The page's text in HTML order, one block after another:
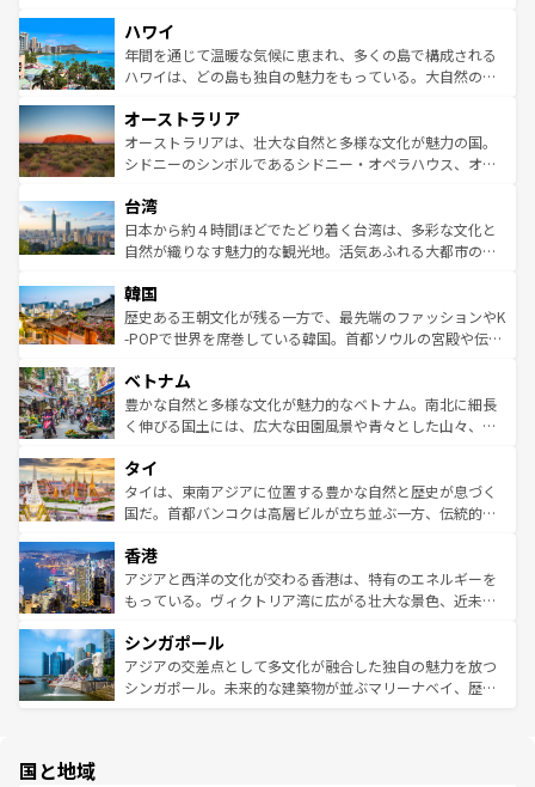
ば市内交通費無料で観光を楽しむこともできる。 なお、新
着のスイス情報はコンテンツ一覧 を参照してほしい。
のような巨大都市は、観光、ショッピング、エンターテイ
ンメントが詰まった刺激的なスポットだ。一方、アメリカ
西部には大自然が広がり、グランドキャニオンやイエロー
部のニューオーリンズでは、音楽と美食が融合した独特の
文化が魅力。旅行者はアメリカの各地域で異なる魅力を楽
しみながら、その多様性と豊かな歴史を感じることができ
ならではの贅沢な旅のスタイルだ。 なお、新着のアメリカ
情報はコンテンツ一覧を参照してほしい。
ハワイ
年間を通じて温暖な気候に恵まれ、多くの島で構成される
ハワイは、どの島も独自の魅力をもっている。大自然の神
ワイ島は見逃せない。また、定番の観光地といえばオアフ
島だが、静かな自然を求めるならマウイ島やカウアイ島が
おすすめ。エメラルドグリーンに輝く海をはじめ、豊かな
れるおもてなしの心で訪れる人々を迎えてくれるハワイの
人々、おいしいローカルフードやハワイアンミュージッ
ク、伝統的なフラダンスなど、すべてがハワイの魅力を彩
ワイを、存分に味わってほしい。 なお、新着のハワイ情報
はコンテンツ一覧を参照してほしい。
オーストラリア
オーストラリアは、壮大な自然と多様な文化が魅力の国。
シドニーのシンボルであるシドニー・オペラハウス、オー
リアリーフや大陸中央部にそびえるウルル（エアーズロッ
ク）、タスマニアの美しい原生林やケアンズの熱帯雨林な
ど、見どころがたくさん。また、カフェやワイン、オージ
いる。アクティビティも充実しており、サーフィンやダイ
ビング、ハイキングなど、アウトドア好きにはたまらな
い。オーストラリアの多彩な魅力を存分に味わいつくそ
参照してほしい。
台湾
日本から約４時間ほどでたどり着く台湾は、多彩な文化と
自然が織りなす魅力的な観光地。活気あふれる大都市の台
ン）、静ひつな山岳地帯である台湾東部など、都市の喧騒
と山間の静けさが共存しており、訪れる人に新しい発見と
驚きをもたらしてくれる。また、奥深い台湾の食文化も魅
容にもいいと評判のスイーツなど、バラエティ豊かな料理
が味わえる。 なお、新着の台湾情報は コンテンツ一覧を参
照してほしい。
韓国
歴史ある王朝文化が残る一方で、最先端のファッションやK
-POPで世界を席巻している韓国。首都ソウルの宮殿や伝統
き、地方に足を延ばせば四季折々の自然美を楽しむことが
できる。そして、キムチや焼肉、絶品のストリートフード
まで、さまざまな韓国料理が待っている。夜には、韓国な
リティに包まれながら、韓国の多彩な魅力を心ゆくまで味
わってみてほしい。 なお、新着の韓国情報はコンテンツ一
覧を参照してほしい。
ベトナム
豊かな自然と多様な文化が魅力的なベトナム。南北に細長
く伸びる国土には、広大な田園風景や青々とした山々、世
急速な発展と共に伝統が息づく。ハノイの古い町並みやホ
ーチミン市のフランス統治時代の建物も、独特の雰囲気を
醸し出している。また、バラエティの豊かさとおいしさで
とつ。フォーやバインミー、ベトナムコーヒーなどは、ぜ
ひ現地で味わいたい。どの地域を訪れてもあたたかい人々
が旅行者を迎えてくれるので、きっと忘れられない旅にな
参照してほしい。
タイ
タイは、東南アジアに位置する豊かな自然と歴史が息づく
国だ。首都バンコクは高層ビルが立ち並ぶ一方、伝統的な
の活気が交差している。北部ではチェンマイなどの山岳地
帯で自然と触れ合い、南部ではプーケットやクラビの美し
いビーチでリゾート気分を楽しむことができる。タイ料理
激する。気候は一年中温暖で、どの季節にも異なる楽しみ
が待っている。親しみやすいタイの人々、仏教を中心とし
た文化、そして多様な観光資源が、訪れる旅人を魅了し続
香港
アジアと西洋の文化が交わる香港は、特有のエネルギーを
もっている。ヴィクトリア湾に広がる壮大な景色、近未来
み、どこを訪れても感動するはず。観光スポットが密集し
ており、効率よく見どころを回れるのも魅力。息をのむよ
うな絶景から文化的な体験まで、香港を存分に楽しみ尽く
シンガポール
アジアの交差点として多文化が融合した独自の魅力を放つ
シンガポール。未来的な建築物が並ぶマリーナベイ、歴史
国と地域